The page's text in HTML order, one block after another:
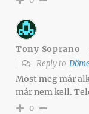
Tony Soprano
Reply to
Most meg már
már nem kell.
0